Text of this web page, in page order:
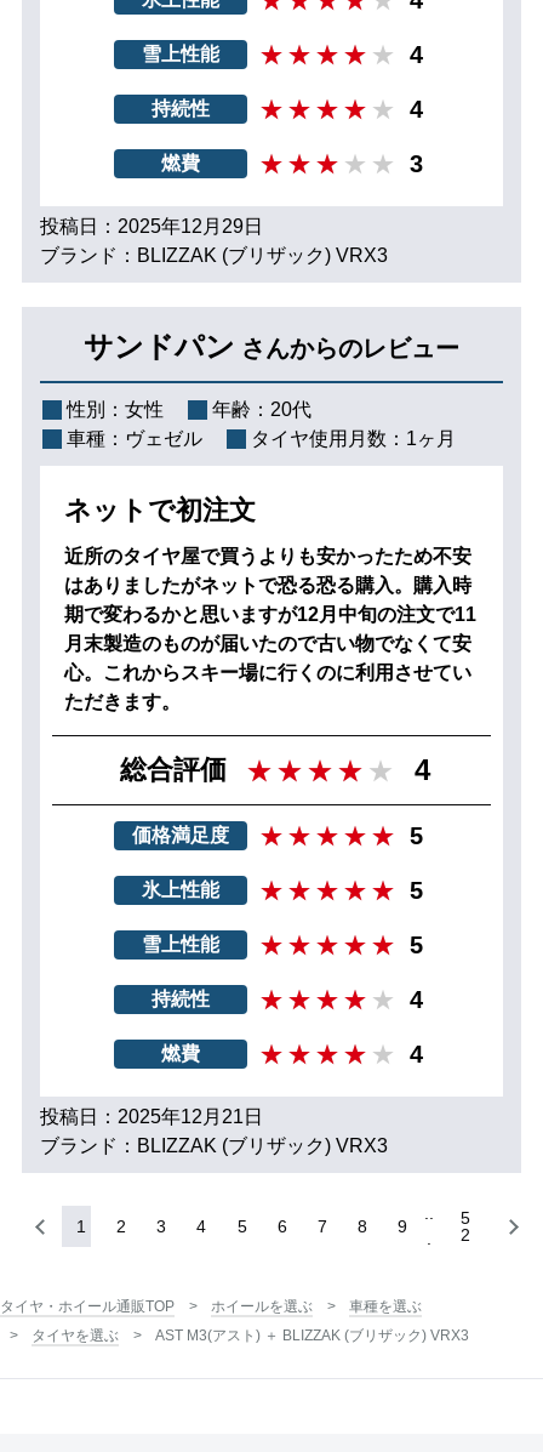
雪上性能 4
持続性 4
燃費 3
投稿日：2025年12月29日
ブランド：BLIZZAK (ブリザック) VRX3
サンドパン さんからのレビュー
性別： 女性 年齢： 20代
車種： ヴェゼル タイヤ使用月数： 1ヶ月
ネットで初注文
近所のタイヤ屋で買うよりも安かったため不安
はありましたがネットで恐る恐る購入。購入時
期で変わるかと思いますが12月中旬の注文で11
月末製造のものが届いたので古い物でなくて安
心。これからスキー場に行くのに利用させてい
ただきます。
総合評価 4
価格満足度 5
氷上性能 5
雪上性能 5
持続性 4
燃費 4
投稿日：2025年12月21日
ブランド：BLIZZAK (ブリザック) VRX3
1 2 3 4 5 6 7 8 9
5
2
タイヤ・ホイール通販TOP ホイールを選ぶ
車種を選ぶ
タイヤを選ぶ
AST M3(アスト) ＋ BLIZZAK (ブリザック) VRX3